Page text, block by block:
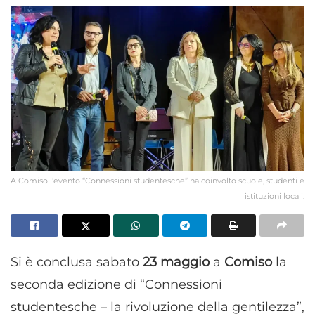
A Comiso l’evento “Connessioni studentesche” ha coinvolto scuole, studenti e
istituzioni locali.
Si è conclusa sabato 23 maggioa Comisola
seconda edizione di “Connessioni
studentesche – la rivoluzione della gentilezza”,